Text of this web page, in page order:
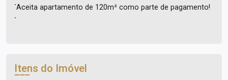
`Aceita apartamento de 120m² como parte de pagamento!
`
Itens do Imóvel